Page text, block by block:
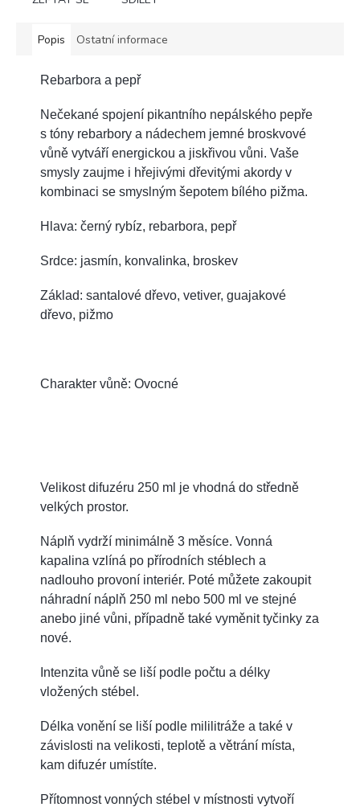
Popis Ostatní informace
Rebarbora a pepř
Nečekané spojení pikantního nepálského pepře
s tóny rebarbory a nádechem jemné broskvové
vůně vytváří energickou a jiskřivou vůni. Vaše
smysly zaujme i hřejivými dřevitými akordy v
kombinaci se smyslným šepotem bílého pižma.
Hlava: černý rybíz, rebarbora, pepř
Srdce: jasmín, konvalinka, broskev
Základ: santalové dřevo, vetiver, guajakové
dřevo, pižmo
Charakter vůně: Ovocné
Velikost difuzéru 250 ml je vhodná do středně
velkých prostor.
Náplň vydrží minimálně 3 měsíce. Vonná
kapalina vzlíná po přírodních stéblech a
nadlouho provoní interiér. Poté můžete zakoupit
náhradní náplň 250 ml nebo 500 ml ve stejné
anebo jiné vůni, případně také vyměnit tyčinky za
nové.
Intenzita vůně se liší podle počtu a délky
vložených stébel.
Délka vonění se liší podle mililitráže a také v
závislosti na velikosti, teplotě a větrání místa,
kam difuzér umístíte.
Přítomnost vonných stébel v místnosti vytvoří